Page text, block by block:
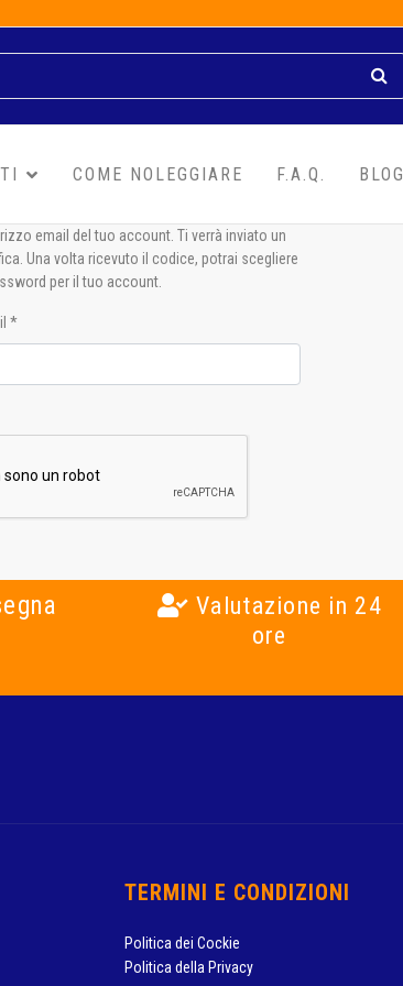
COME NOLEGGIARE F.A.Q. BLOG
email del tuo account. Ti verrà inviato un
Una volta ricevuto il codice, potrai scegliere
per il tuo account.
*
Valutazione in 24
ore
TERMINI E CONDIZIONI
Politica dei Cockie
Politica della Privacy